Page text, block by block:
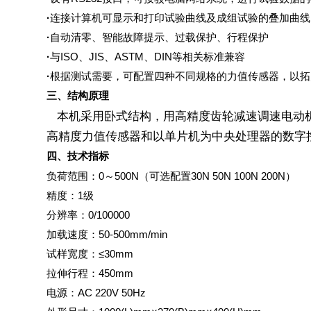
·连接计算机可显示和打印试验曲线及成组试验的叠加曲线
·自动清零、智能故障提示、过载保护、行程保护
·与 ISO 、JIS 、ASTM DIN等相关标准兼容
·根据测试需要，可配置四种不同规格的力值传感器，以
三、结构原理
本机采用卧式结构，用高精度齿轮减速调速电
高精度力值传感器和以单片机为中央处理器的数字
四、技术指标
负荷范围：0～500N （可选配置30N 50N 100N 200N ）
精度： 1级
分辨率：0/100000
加载速度：50-500mm/min
试样宽度：≤30mm
拉伸行程：450mm
电源：AC 220V 50Hz